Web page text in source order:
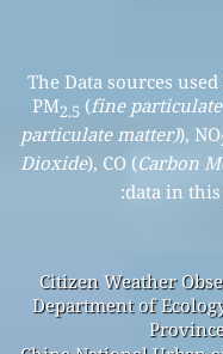
The Data sources
PM2.5(fine
particulate matter)),
Dioxide), CO (Carbon
data in
Citizen Weather
Department of